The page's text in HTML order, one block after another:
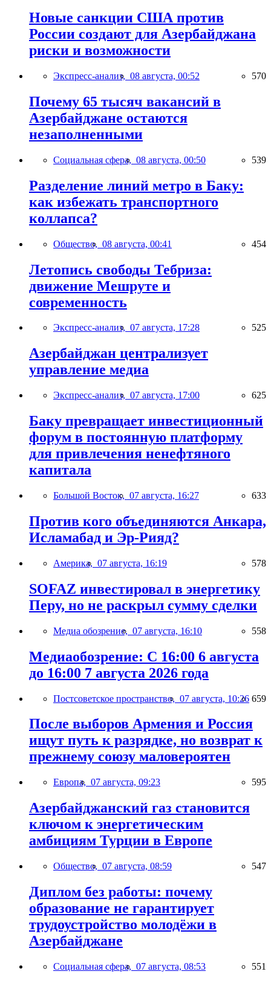
Новые санкции США против
России создают для Азербайджана
риски и возможности
Экспресс-анализ, 08 августа, 00:52 570
Почему 65 тысяч вакансий в
Азербайджане остаются
незаполненными
Социальная сфера, 08 августа, 00:50 539
Разделение линий метро в Баку:
как избежать транспортного
коллапса?
Общество, 08 августа, 00:41 454
Летопись свободы Тебриза:
движение Мешруте и
современность
Экспресс-анализ, 07 августа, 17:28 525
Азербайджан централизует
управление медиа
Экспресс-анализ, 07 августа, 17:00 625
Баку превращает инвестиционный
форум в постоянную платформу
для привлечения ненефтяного
капитала
Большой Восток, 07 августа, 16:27 633
Против кого объединяются Анкара,
Исламабад и Эр-Рияд?
Америка, 07 августа, 16:19 578
SOFAZ инвестировал в энергетику
Перу, но не раскрыл сумму сделки
Медиа обозрение, 07 августа, 16:10 558
Медиаобозрение: С 16:00 6 августа
до 16:00 7 августа 2026 года
Постсоветское пространство, 07 августа, 10:26 659
После выборов Армения и Россия
ищут путь к разрядке, но возврат к
прежнему союзу маловероятен
Европа, 07 августа, 09:23 595
Азербайджанский газ становится
ключом к энергетическим
амбициям Турции в Европе
Общество, 07 августа, 08:59 547
Диплом без работы: почему
образование не гарантирует
трудоустройство молодёжи в
Азербайджане
Социальная сфера, 07 августа, 08:53 551